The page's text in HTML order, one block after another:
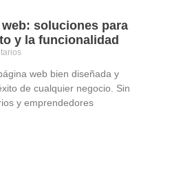
soluciones para
y la funcionalidad
web bien diseñada y
de cualquier negocio. Sin
y emprendedores